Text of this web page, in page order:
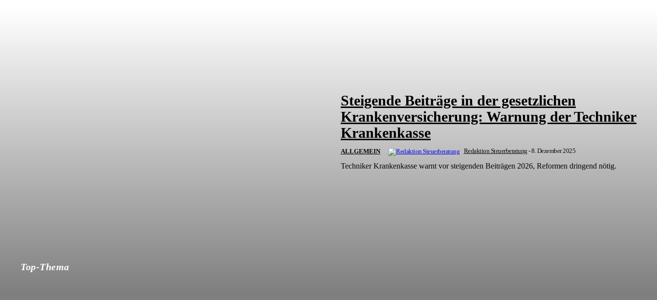
Steigende Beiträge in der gesetzlichen
Krankenversicherung: Warnung der Techniker
Krankenkasse
ALLGEMEIN Redaktion Steuerberatung -8. Dezember 2025
Techniker Krankenkasse warnt vor steigenden Beiträgen 2026, Reformen dringend nötig.
Top-Thema